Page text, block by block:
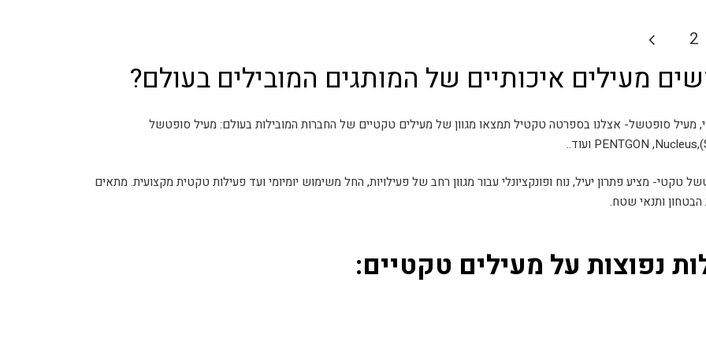
את
בעמוד
המוצר
את
בעמוד
לבחור
את
בעמוד
2
מעילים איכותיים של המותגים המובילים בעולם?
מעיל סופטשל- אצלנו בספרטה טקטיל תמצאו מגוון של מעילים טקטיים של החברות המובילות בעולם: מעיל סופטשל
טקטי- מציע פתרון יעיל, נוח ופונקציונלי עבור מגוון רחב של פעילויות, החל משימוש יומיומי ועד פעילות טקטית מקצועית. מתאים
הבטחון ותנאי שטח.
נפוצות על מעילים טקטיים: